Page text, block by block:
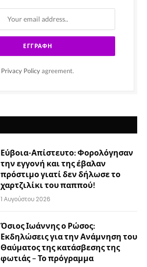
Privacy Policy agreement.
Εύβοια-Απίστευτο: Φορολόγησαν
την εγγονή και της έβαλαν
πρόστιμο γιατί δεν δήλωσε το
χαρτζιλίκι του παππού!
1 Αυγούστου 2026
Όσιος Ιωάννης ο Ρώσος:
Εκδηλώσεις για την Ανάμνηση του
Θαύματος της κατάσβεσης της
φωτιάς – Το πρόγραμμα